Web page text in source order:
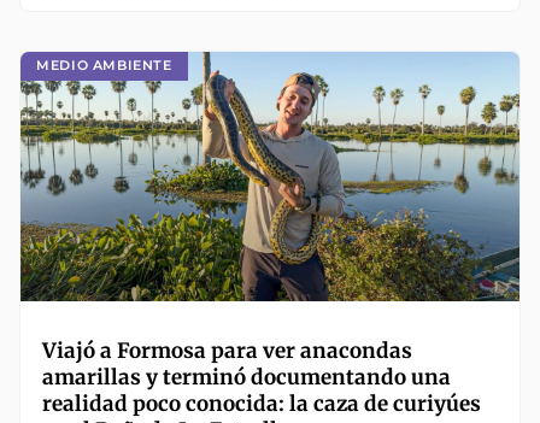
MEDIO AMBIENTE
Viajó a Formosa para ver anacondas
amarillas y terminó documentando una
realidad poco conocida: la caza de curiyúes